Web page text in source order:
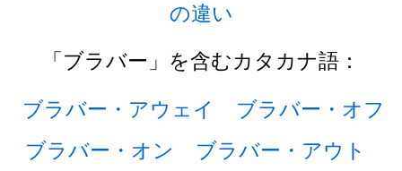
の違い
「ブラバー」を含むカタカナ語：
ブラバー・アウェイ
ブラバー・オフ
ブラバー・オン
ブラバー・アウト